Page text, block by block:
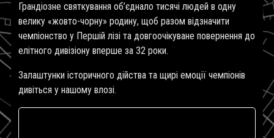
Грандіозне святкування об’єднало тисячі людей в одну
велику «жовто-чорну» родину, щоб разом відзначити
чемпіонство у Першій лізі та довгоочікуване повернення до
елітного дивізіону вперше за 32 роки.
Залаштунки історичного дійства та щирі емоції чемпіонів
дивіться у нашому влозі.